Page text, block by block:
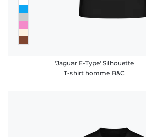
'Jaguar E-Type' Silhouette
T-shirt homme B&C